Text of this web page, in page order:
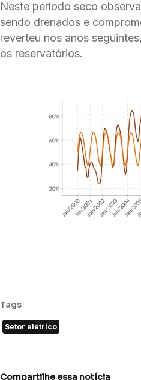
Neste período seco
sendo drenados e
reverteu nos anos
os reservatórios.
Tags
Setor elétrico
Compartilhe essa notícia